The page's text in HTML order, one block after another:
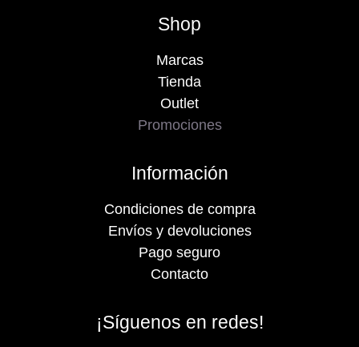
Shop
Marcas
Tienda
Outlet
Promociones
Información
Condiciones de compra
Envíos y devoluciones
Pago seguro
Contacto
¡Síguenos en redes!